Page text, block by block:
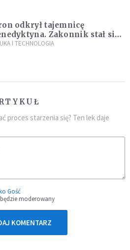
odkrył tajemnicę
Zakonnik stał się
I TECHNOLOGIA
proces starzenia się? Ten lek daje
Gość
moderowany
KOMENTARZ